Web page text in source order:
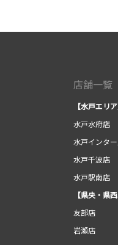
店舗一覧
【水戸エリア
水戸水府店
水戸インタ
水戸千波店
水戸駅南店
【県央・県
友部店
岩瀬店